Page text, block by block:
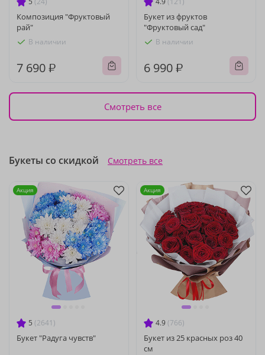
Композиция "Фруктовый
рай"
В наличии
7 690 ₽
Букет из фруктов
"Фруктовый сад"
В наличии
6 990 ₽
Смотреть все
Букеты со скидкой Смотреть все
5 (2641)
Букет "Радуга чувств"
Акция
4.9 (766)
Букет из 25 красных роз 40
см
Акция